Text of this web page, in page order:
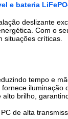
e bateria
deslizante
Com o
situações críticas.
tempo e
iluminação
brilho,
de alta